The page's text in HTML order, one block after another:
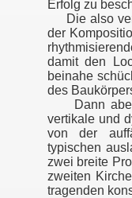
Erfolg zu
Die also
der
damit den
beinahe
des
Dann aber
vertikale und
von der
typischen
zwei breite
zweiten
tragenden